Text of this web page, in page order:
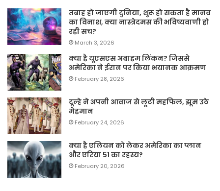
तबाह हो जाएगी दुनिया, शुरू हो सकता है मानव
का विनाश, क्या नास्त्रेदमस की भविष्यवाणी हो
रही सच?
March 3, 2026
क्या है यूएसएस अब्राहम लिंकन? जिससे
अमेरिका ने ईरान पर किया भयानक आक्रमण
February 28, 2026
दूल्हे ने अपनी आवाज से लूटी महफिल, झूम उठे
मेहमान
February 24, 2026
क्या है एलियन को लेकर अमेरिका का प्लान
और एरिया 51 का रहस्य?
February 20, 2026